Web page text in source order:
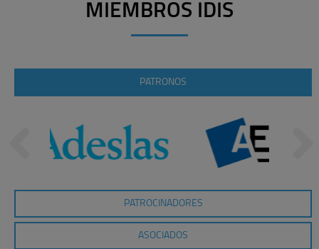
MIEMBROS IDIS
PATRONOS
PATROCINADORES
ASOCIADOS